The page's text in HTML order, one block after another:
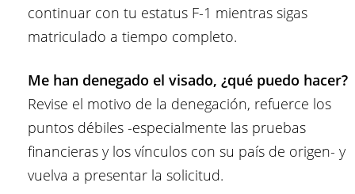
continuar con tu estatus F-1 mientras sigas
matriculado a tiempo completo.
Me han denegado el visado, ¿qué puedo hacer?
Revise el motivo de la denegación, refuerce los
puntos débiles -especialmente las pruebas
financieras y los vínculos con su país de origen- y
vuelva a presentar la solicitud.